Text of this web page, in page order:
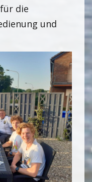
die
und